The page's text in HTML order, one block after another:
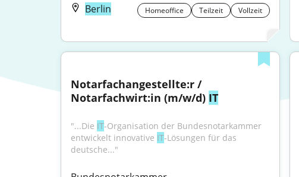
Berlin
Homeoffice Teilzeit Vollzeit
Notarfachangestellte:r /
Notarfachwirt:in (m/w/d) IT
"...Die IT-Organisation der Bundesnotarkammer
entwickelt innovative IT-Lösungen für das
deutsche..."